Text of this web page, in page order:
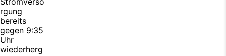
Stromverso
rgung
bereits
gegen 9:35
Uhr
wiederherg